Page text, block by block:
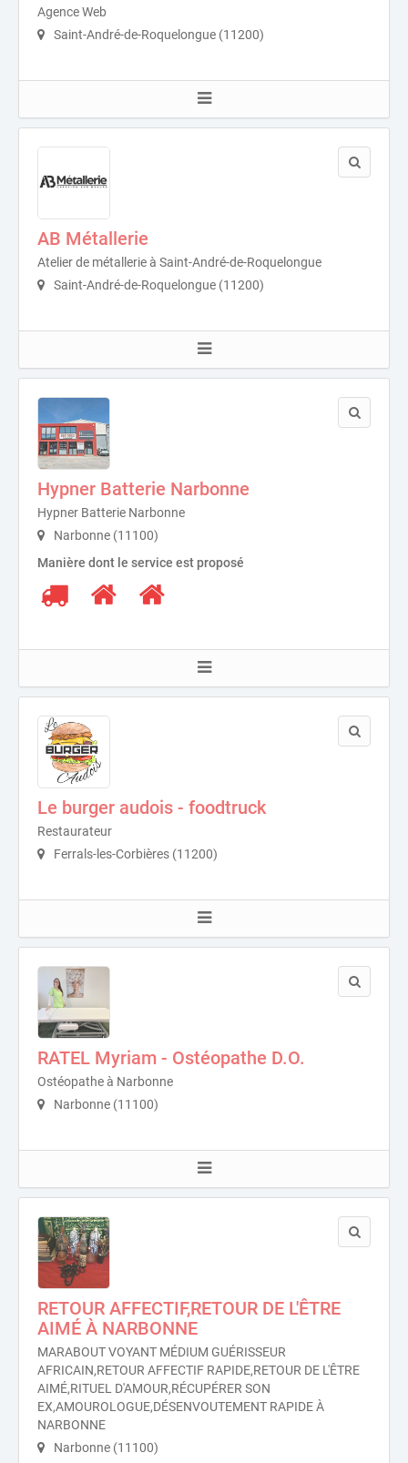
Agence Web
Saint-André-de-Roquelongue (11200)
AB Métallerie
Atelier de métallerie à Saint-André-de-Roquelongue
Saint-André-de-Roquelongue (11200)
Hypner Batterie Narbonne
Hypner Batterie Narbonne
Narbonne (11100)
Manière dont le service est proposé
Le burger audois - foodtruck
Restaurateur
Ferrals-les-Corbières (11200)
RATEL Myriam - Ostéopathe D.O.
Ostéopathe à Narbonne
Narbonne (11100)
RETOUR AFFECTIF,RETOUR DE L'ÊTRE
AIMÉ À NARBONNE
MARABOUT VOYANT MÉDIUM GUÉRISSEUR
AFRICAIN,RETOUR AFFECTIF RAPIDE,RETOUR DE L'ÊTRE
AIMÉ,RITUEL D'AMOUR,RÉCUPÉRER SON
EX,AMOUROLOGUE,DÉSENVOUTEMENT RAPIDE À
NARBONNE
Narbonne (11100)